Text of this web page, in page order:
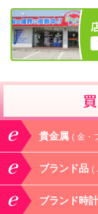
貴金属 ( 金・
ブランド品 (
ブランド時計